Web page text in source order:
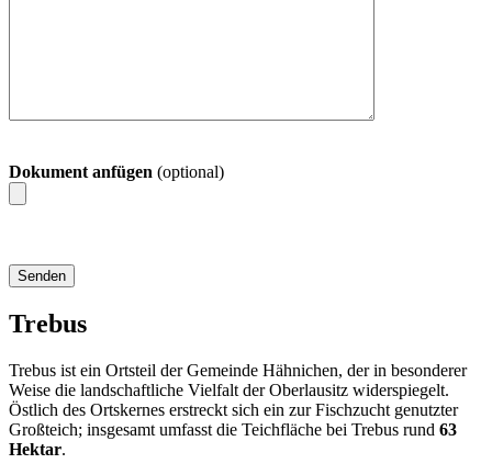
Dokument anfügen (optional)
Trebus
Trebus ist ein Ortsteil der Gemeinde Hähnichen, der in besonderer
Weise die landschaftliche Vielfalt der Oberlausitz widerspiegelt.
Östlich des Ortskernes erstreckt sich ein zur Fischzucht genutzter
Großteich; insgesamt umfasst die Teichfläche bei Trebus rund 63
Hektar.